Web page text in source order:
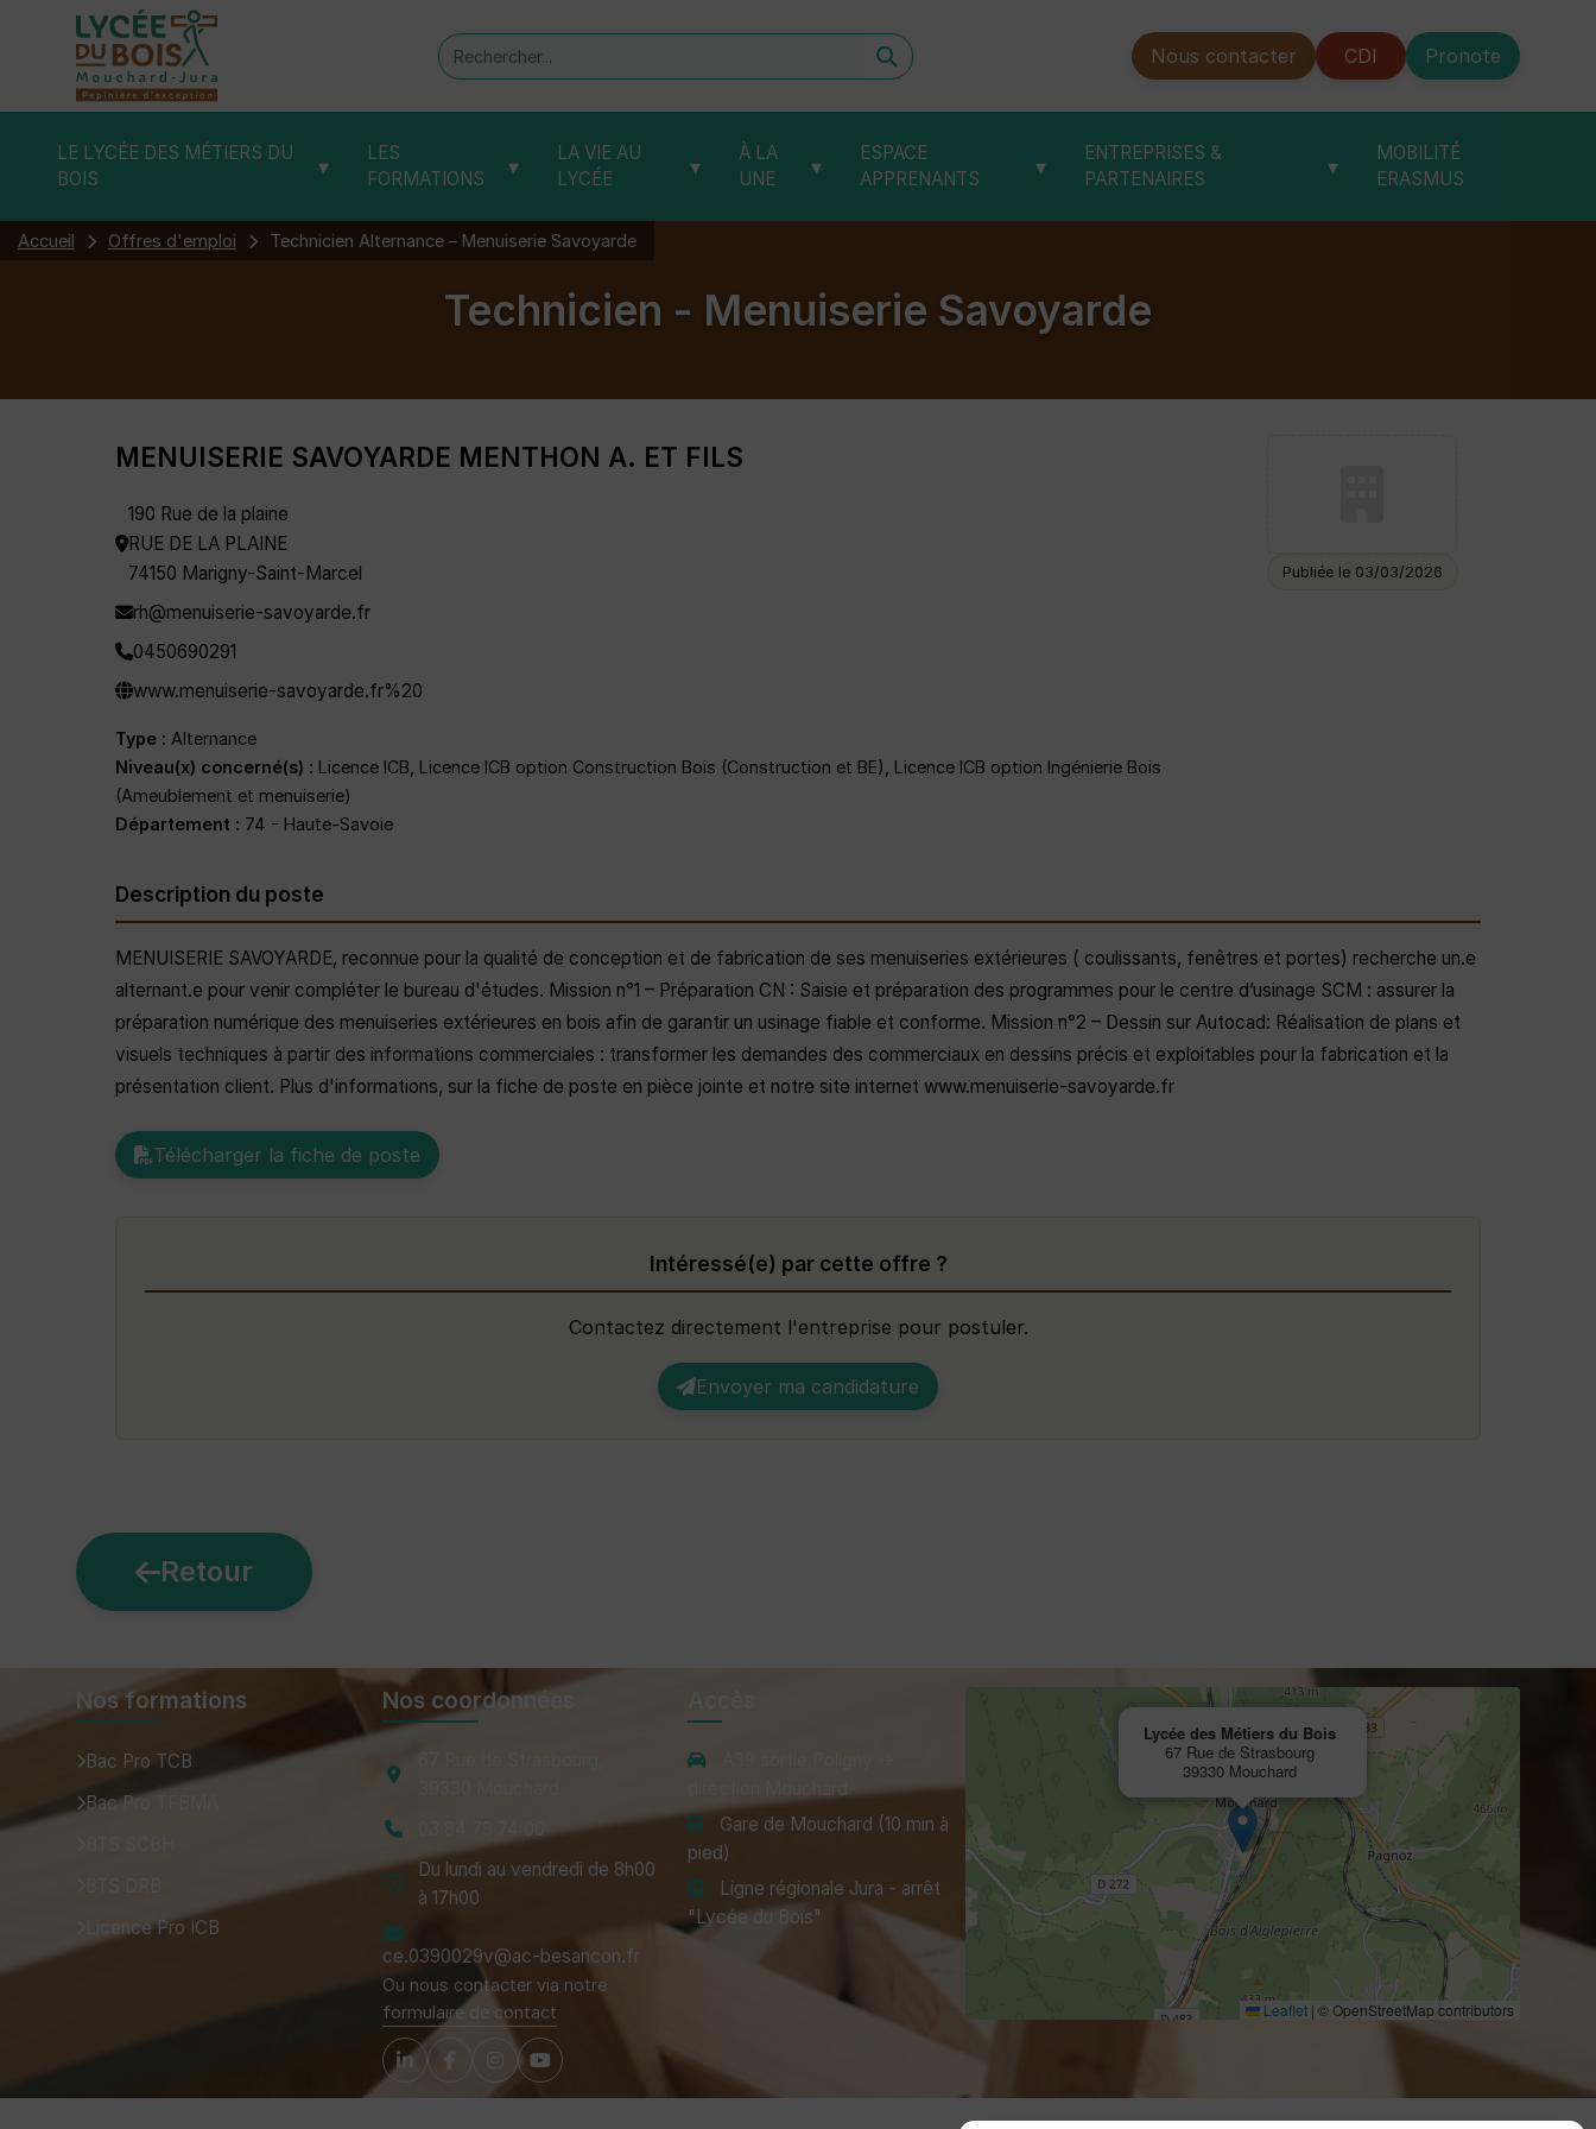
Rechercher
Nous contacter CDI Pronote
LE LYCÉE DES MÉTIERS DU
BOIS
▾
LES
FORMATIONS
▾
LA VIE AU
LYCÉE
▾
À LA
UNE
▾
ESPACE
APPRENANTS
▾
ENTREPRISES &
PARTENAIRES
▾
MOBILITÉ
ERASMUS
Accueil Offres d'emploi Technicien Alternance – Menuiserie Savoyarde
Technicien - Menuiserie Savoyarde
MENUISERIE SAVOYARDE MENTHON A. ET FILS
190 Rue de la plaine
RUE DE LA PLAINE
74150 Marigny-Saint-Marcel
rh@menuiserie-savoyarde.fr
0450690291
www.menuiserie-savoyarde.fr%20
Type : Alternance
Niveau(x) concerné(s) : Licence ICB, Licence ICB option Construction Bois (Construction et BE), Licence ICB option Ingénierie Bois
(Ameublement et menuiserie)
Département : 74 - Haute-Savoie
Publiée le 03/03/2026
Description du poste
MENUISERIE SAVOYARDE, reconnue pour la qualité de conception et de fabrication de ses menuiseries extérieures ( coulissants, fenêtres et portes) recherche un.e
alternant.e pour venir compléter le bureau d'études. Mission n°1 – Préparation CN : Saisie et préparation des programmes pour le centre d’usinage SCM : assurer la
préparation numérique des menuiseries extérieures en bois afin de garantir un usinage fiable et conforme. Mission n°2 – Dessin sur Autocad: Réalisation de plans et
visuels techniques à partir des informations commerciales : transformer les demandes des commerciaux en dessins précis et exploitables pour la fabrication et la
présentation client. Plus d'informations, sur la fiche de poste en pièce jointe et notre site internet www.menuiserie-savoyarde.fr
Télécharger la fiche de poste
Intéressé(e) par cette offre ?
Contactez directement l'entreprise pour postuler.
Envoyer ma candidature
Retour
Nos formations
Bac Pro TCB
Bac Pro TFBMA
Licence Pro ICB
Nos coordonnées
Du lundi au vendredi de 8h00
à 17h00
ce.0390029v@ac-besancon.fr
Ou nous contacter via notre
formulaire de contact
Gare de Mouchard (10 min à
pied)
Ligne régionale Jura - arrêt
"Lycée du Bois"
Lycée des Métiers du Bois
67 Rue de Strasbourg
39330 Mouchard
Leaflet | © OpenStreetMap contributors